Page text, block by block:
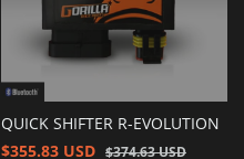
QUICK SHIFTER R-EVOLUTION
$355.83 USD $374.63 USD